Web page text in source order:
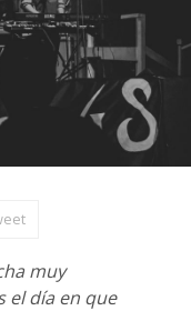
muy
el día en que